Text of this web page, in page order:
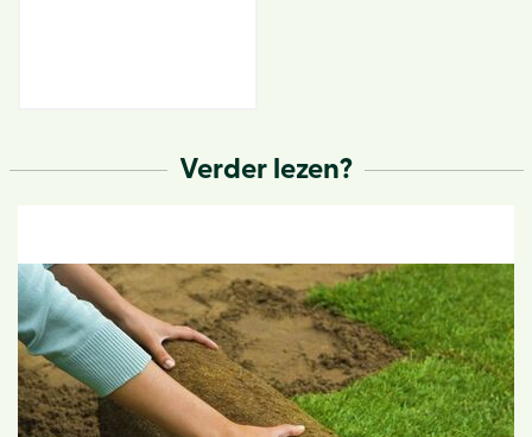
Verder lezen?